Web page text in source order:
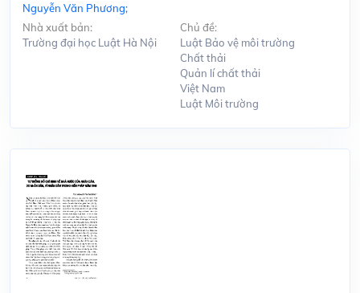
Nguyễn Văn Phương;
Nhà xuất bản:
Trường đại học Luật Hà Nội
Chủ đề:
Luật Bảo vệ môi trường
Chất thải
Quản lí chất thải
Việt Nam
Luật Môi trường